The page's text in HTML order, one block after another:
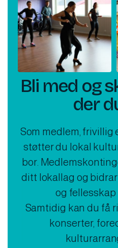
Bli med og
der
Som medlem,
støtter du lokal
bor.
ditt lokallag og
og
Samtidig kan du få
konserter,